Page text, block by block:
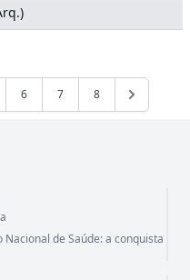
6 7 8
de Saúde: a conquista